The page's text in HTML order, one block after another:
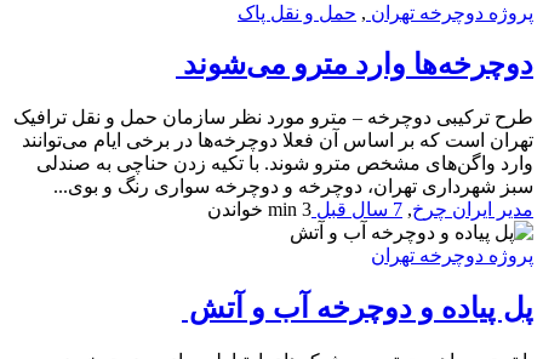
پروژه دوچرخه تهران , حمل و نقل پاک
دوچرخه‌ها وارد مترو می‌شوند
طرح ترکیبی دوچرخه – مترو مورد نظر سازمان حمل و نقل ترافیک
تهران است که بر اساس آن فعلا دوچرخه‌ها در برخی ایام می‌توانند
وارد واگن‌های مشخص مترو شوند. با تکیه زدن حناچی به صندلی
سبز شهرداری تهران، دوچرخه و دوچرخه سواری رنگ و بوی...
مدیر ایران چرخ, 7 سال قبل 3 min خواندن
پروژه دوچرخه تهران
پل پیاده و دوچرخه آب و آتش